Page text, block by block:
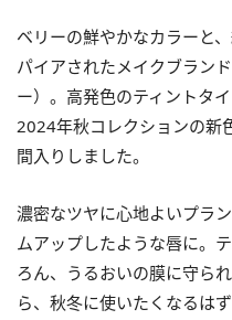
ベリーの鮮やかなカラーと
パイアされたメイクブラン
ー）。高発色のティントタ
2024年秋コレクションの新
間入りしました。
濃密なツヤに心地よいプラ
ムアップしたような唇に。
ろん、うるおいの膜に守ら
ら、秋冬に使いたくなるは